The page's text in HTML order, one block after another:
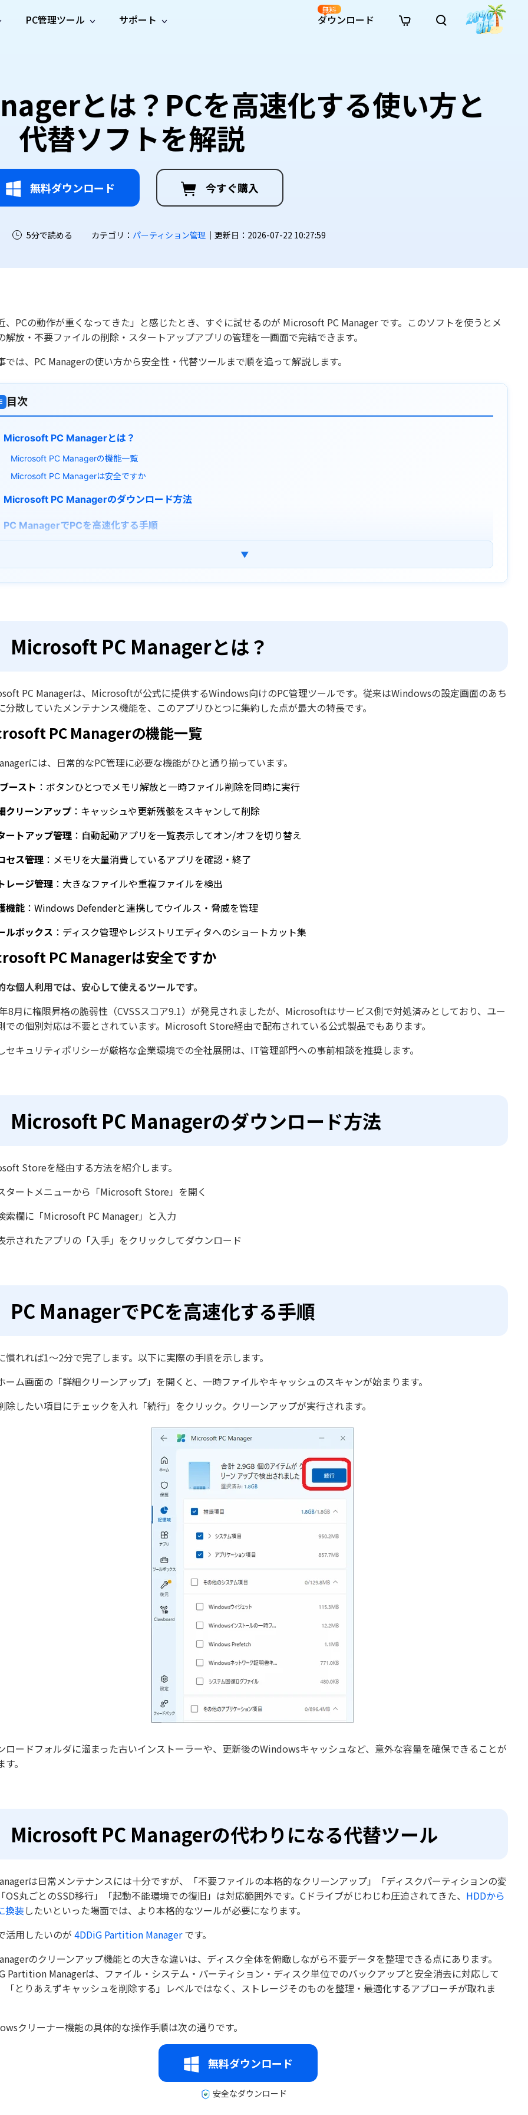
データ復元
のデータを復元
LINE データ復元
LINEのデータを復元
· USBデータ復元
· ゴミ箱復元
· ファイル復元
· エクセル復元
· 写真復元
· 動画復元
復
写真修
復
メント
修復
音声修
動画高
画質化
写真高
画質化
AI
オンライン写真修復
オンラインファイル修復
オンライン音声修復
· シネマ風AI画像プロンプト
· アニメ実写化プロンプト
PC管理ツール
を検出・削除
Cleamio 新製
品
リーンアップ＆最適化
WindowsのDLLエラーを修復
破損したPST/OSTファイルを修復
· ハードディスクをクローン
· 重複検索（Mac）
· Cドライブを拡張
· ディスク容量を解放
· MBRをGPTに変換
· Macストレージを整理
サポート
イドセンター
ダウンロード
無料
とは？PCを高速化する使い方と
代替ソフトを解説
無料ダウンロード 今すぐ購入
5分で読める カテゴリ： パーティション管理 ｜更新日：2026-07-22 10:27:59
、PCの動作が重くなってきた」と感じたとき、すぐに試せるのが Microsoft PC Manager です。このソフトを使うとメ
解放・不要ファイルの削除・スタートアップアプリの管理を一画面で完結できます。
では、PC Managerの使い方から安全性・代替ツールまで順を追って解説します。
目次
Microsoft PC Managerとは？
Microsoft PC Managerの機能一覧
Microsoft PC Managerは安全ですか
Microsoft PC Managerのダウンロード方法
PC ManagerでPCを高速化する手順
▼
Microsoft PC Managerとは？
PC Managerは、Microsoftが公式に提供するWindows向けのPC管理ツールです。従来はWindowsの設定画面のあち
分散していたメンテナンス機能を、このアプリひとつに集約した点が最大の特長です。
PC Managerの機能一覧
には、日常的なPC管理に必要な機能がひと通り揃っています。
ースト ：ボタンひとつでメモリ解放と一時ファイル削除を同時に実行
クリーンアップ ：キャッシュや更新残骸をスキャンして削除
ートアップ管理 ：自動起動アプリを一覧表示してオン/オフを切り替え
セス管理 ：メモリを大量消費しているアプリを確認・終了
レージ管理 ：大きなファイルや重複ファイルを検出
機能 ：Windows Defenderと連携してウイルス・脅威を管理
ルボックス ：ディスク管理やレジストリエディタへのショートカット集
PC Managerは安全ですか
な個人利用では、安心して使えるツールです。
8月に権限昇格の脆弱性（CVSSスコア9.1）が発見されましたが、Microsoftはサービス側で対処済みとしており、ユー
での個別対応は不要とされています。Microsoft Store経由で配布されている公式製品でもあります。
セキュリティポリシーが厳格な企業環境での全社展開は、IT管理部門への事前相談を推奨します。
Microsoft PC Managerのダウンロード方法
Storeを経由する方法を紹介します。
タートメニューから「Microsoft Store」を開く
索欄に「Microsoft PC Manager」と入力
示されたアプリの「入手」をクリックしてダウンロード
PC ManagerでPCを高速化する手順
慣れれば1〜2分で完了します。以下に実際の手順を示します。
ーム画面の「詳細クリーンアップ」を開くと、一時ファイルやキャッシュのスキャンが始まります。
除したい項目にチェックを入れ「続行」をクリック。クリーンアップが実行されます。
ロードフォルダに溜まった古いインストーラーや、更新後のWindowsキャッシュなど、意外な容量を確保できることが
。
Microsoft PC Managerの代わりになる代替ツール
は日常メンテナンスには十分ですが、「不要ファイルの本格的なクリーンアップ」「ディスクパーティションの変
OS丸ごとのSSD移行」「起動不能環境での復旧」は対応範囲外です。Cドライブがじわじわ圧迫されてきた、 HDDから
換装したいといった場面では、より本格的なツールが必要になります。
活用したいのが 4DDiG Partition Managerです。
のクリーンアップ機能との大きな違いは、ディスク全体を俯瞰しながら不要データを整理できる点にあります。
Partition Managerは、ファイル・システム・パーティション・ディスク単位でのバックアップと安全消去に対応して
「とりあえずキャッシュを削除する」レベルではなく、ストレージそのものを整理・最適化するアプローチが取れま
クリーナー機能の具体的な操作手順は次の通りです。
無料ダウンロード
安全なダウンロード